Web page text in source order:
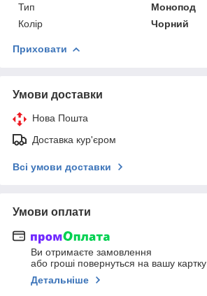
Тип
Монопод
Колір
Чорний
Приховати
Умови доставки
Нова Пошта
Доставка кур'єром
Всі умови доставки
Умови оплати
Ви отримаєте замовлення
або гроші повернуться на вашу картку
Детальніше